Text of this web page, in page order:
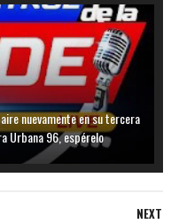
nuevamente en su tercera
Urbana 96, espérelo
NEXT